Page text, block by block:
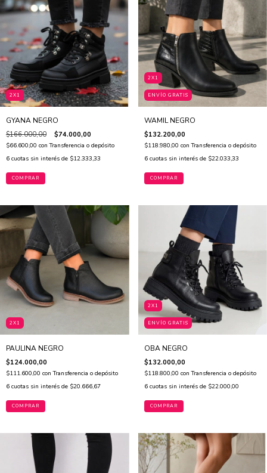
2X1
GYANA NEGRO
$166.000,00 $74.000,00
$66.600,00 con Transferencia o depósito
6 cuotas sin interés de $12.333,33
COMPRAR
2X1
ENVÍO GRATIS
WAMIL NEGRO
$132.200,00
$118.980,00 con Transferencia o depósito
6 cuotas sin interés de $22.033,33
COMPRAR
2X1
PAULINA NEGRO
$124.000,00
$111.600,00 con Transferencia o depósito
6 cuotas sin interés de $20.666,67
COMPRAR
2X1
ENVÍO GRATIS
OBA NEGRO
$132.000,00
$118.800,00 con Transferencia o depósito
6 cuotas sin interés de $22.000,00
COMPRAR